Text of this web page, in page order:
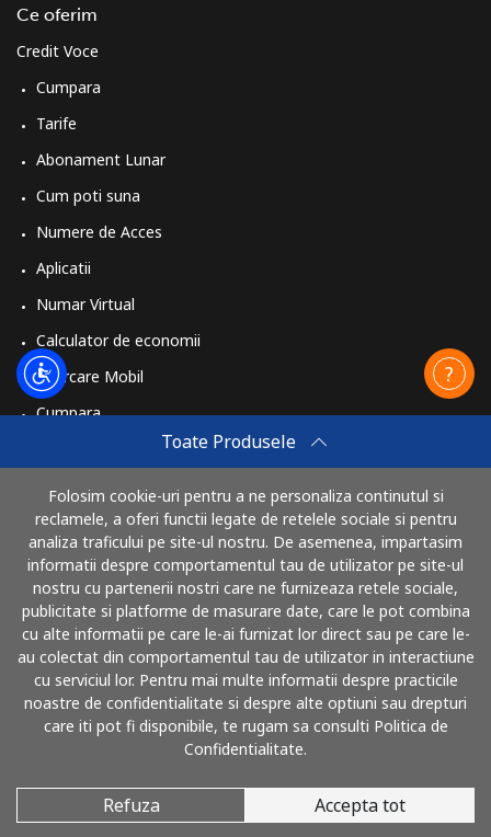
Toate Produsele
Folosim cookie-uri pentru a ne personaliza continutul si
reclamele, a oferi functii legate de retelele sociale si pentru
analiza traficului pe site-ul nostru. De asemenea, impartasim
informatii despre comportamentul tau de utilizator pe site-ul
nostru cu partenerii nostri care ne furnizeaza retele sociale,
publicitate si platforme de masurare date, care le pot combina
cu alte informatii pe care le-ai furnizat lor direct sau pe care le-
au colectat din comportamentul tau de utilizator in interactiune
cu serviciul lor. Pentru mai multe informatii despre practicile
noastre de confidentialitate si despre alte optiuni sau drepturi
care iti pot fi disponibile, te rugam sa consulti Politica de
Confidentialitate.
Refuza Accepta tot
Ce oferim
Credit Voce
Cumpara
Tarife
Abonament Lunar
Cum poti suna
Numere de Acces
Aplicatii
Numar Virtual
Calculator de economii
Reincarcare Mobil
Cumpara
Travel eSIM
Cumpara
Cum functioneaza
Poti plati cu
© 2026 SunaRomania